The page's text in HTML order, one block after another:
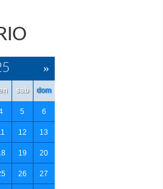
»
sab dom
5 6
12 13
19 20
26 27